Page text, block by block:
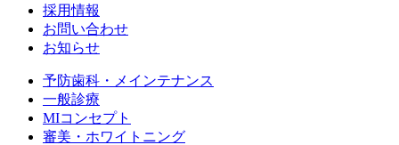
採用情報
お問い合わせ
お知らせ
予防歯科・メインテナンス
一般診療
MIコンセプト
審美・ホワイトニング